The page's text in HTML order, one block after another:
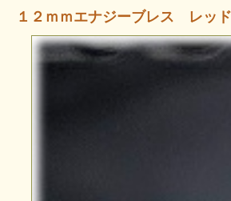
１２ｍｍエナジーブレス レッ